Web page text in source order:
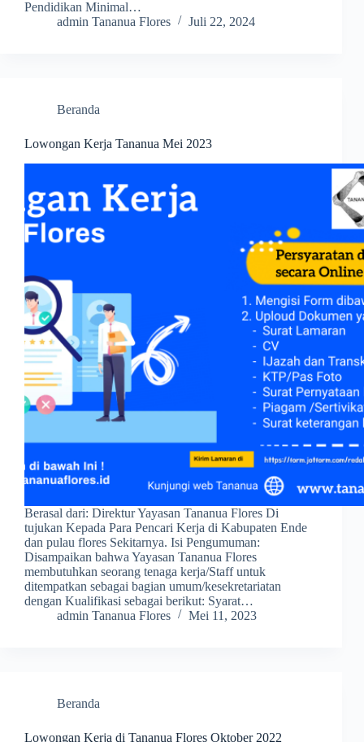
Pendidikan Minimal…
admin Tananua Flores
Juli 22, 2024
Beranda
Lowongan Kerja Tananua Mei 2023
Berasal dari: Direktur Yayasan Tananua Flores Di
tujukan Kepada Para Pencari Kerja di Kabupaten Ende
dan pulau flores Sekitarnya. Isi Pengumuman:
Disampaikan bahwa Yayasan Tananua Flores
membutuhkan seorang tenaga kerja/Staff untuk
ditempatkan sebagai bagian umum/kesekretariatan
dengan Kualifikasi sebagai berikut: Syarat…
admin Tananua Flores
Mei 11, 2023
Beranda
Lowongan Kerja di Tananua Flores Oktober 2022